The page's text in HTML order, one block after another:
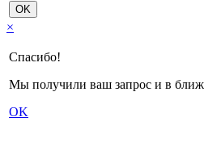
OK
×
Спасибо!
Мы получили ваш запрос и в
OK